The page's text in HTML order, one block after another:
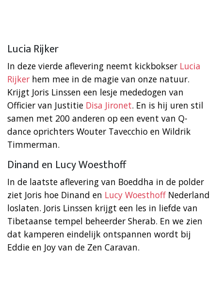
Lucia Rijker
In deze vierde aflevering neemt kickbokser Lucia
Rijker hem mee in de magie van onze natuur.
Krijgt Joris Linssen een lesje mededogen van
Officier van Justitie Disa Jironet. En is hij uren stil
samen met 200 anderen op een event van Q-
dance oprichters Wouter Tavecchio en Wildrik
Timmerman.
Dinand en Lucy Woesthoff
In de laatste aflevering van Boeddha in de polder
ziet Joris hoe Dinand en Lucy WoesthoffNederland
loslaten. Joris Linssen krijgt een les in liefde van
Tibetaanse tempel beheerder Sherab. En we zien
dat kamperen eindelijk ontspannen wordt bij
Eddie en Joy van de Zen Caravan.